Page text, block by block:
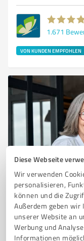
Diese Webseite
Wir verwenden
personalisieren,
können und die
Außerdem geben
unserer Website an
Werbung und
Informationen
1.671
VON KUNDEN EMPFOHLEN
Sie möchten
Registrieren Sie
Kunden